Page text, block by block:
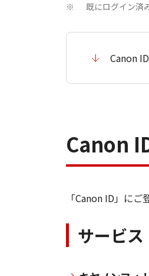
※ 既にログイン済
Canon
Canon
「Canon ID」に
サービス